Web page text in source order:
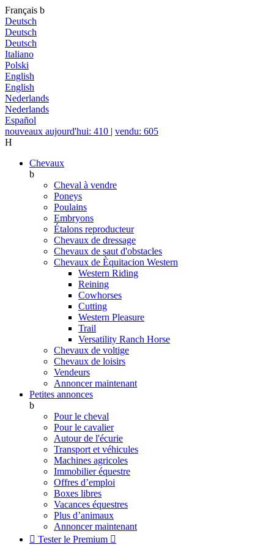
Français b
Deutsch
Deutsch
Deutsch
Italiano
Polski
English
English
Nederlands
Nederlands
Español
nouveaux aujourd'hui: 410 | vendu: 605
H
Chevaux
b
Cheval à vendre
Poneys
Poulains
Embryons
Étalons reproducteur
Chevaux de dressage
Chevaux de saut d'obstacles
Chevaux de Èquitacion Western
Western Riding
Reining
Cowhorses
Cutting
Western Pleasure
Trail
Versatility Ranch Horse
Chevaux de voltige
Chevaux de loisirs
Vendeurs
Annoncer maintenant
Petites annonces
b
Pour le cheval
Pour le cavalier
Autour de l'écurie
Transport et véhicules
Machines agricoles
Immobilier équestre
Offres d’emploi
Boxes libres
Vacances équestres
Plus d’animaux
Annoncer maintenant
 Tester le Premium 